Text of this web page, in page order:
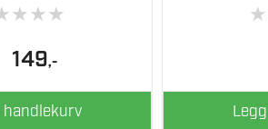
★★★
149,-
handlekurv
★